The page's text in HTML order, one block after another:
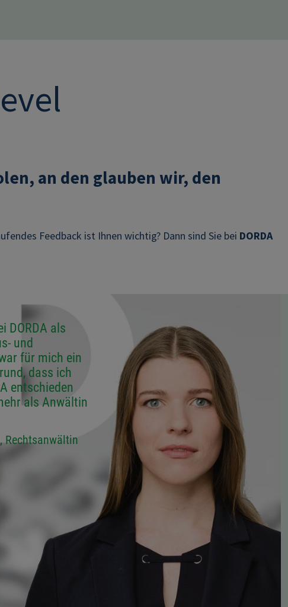
an den glauben wir, den
Feedback ist Ihnen wichtig? Dann sind Sie bei DORDA
DORDA als
und
für mich ein
dass ich
entschieden
als Anwältin
Rechtsanwältin